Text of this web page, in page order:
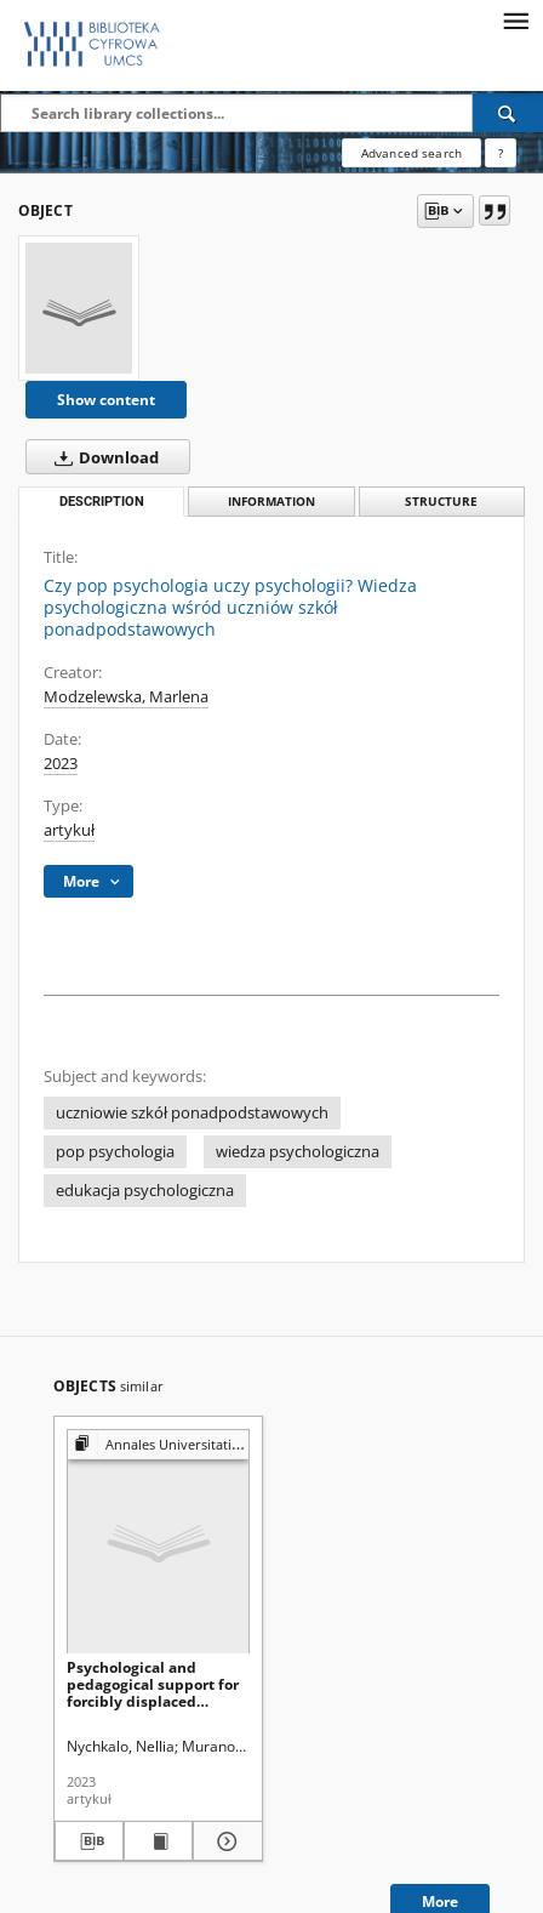
Advanced search ?
OBJECT
Show content
Download
DESCRIPTION INFORMATION STRUCTURE
Title:
Czy pop psychologia uczy psychologii? Wiedza
psychologiczna wśród uczniów szkół
ponadpodstawowych
Creator:
Modzelewska, Marlena
Date:
2023
Type:
artykuł
More
Subject and keywords:
uczniowie szkół ponadpodstawowych
pop psychologia
wiedza psychologiczna
edukacja psychologiczna
OBJECTS similar
Annales Universitatis Mariae Curie-Skłodowska. Sectio J, Paedagogia-Psychologia
Psychological and
pedagogical support for
forcibly displaced
Nychkalo, Nellia Muranova, Nataliia
2023
artykuł
More